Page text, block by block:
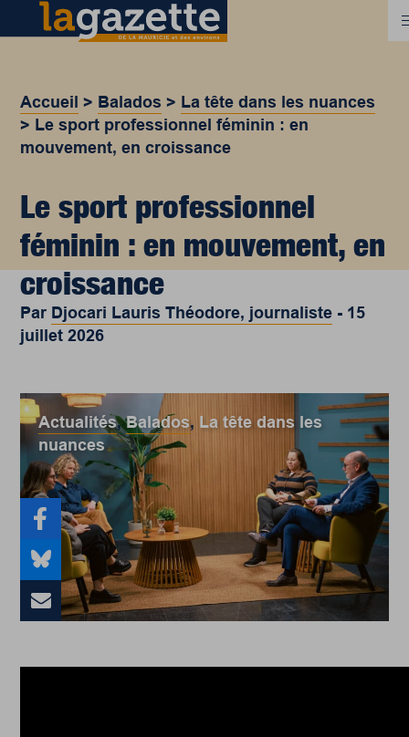
Accueil > Balados > La tête dans les nuances
> Le sport professionnel féminin : en
mouvement, en croissance
Le sport professionnel
féminin : en mouvement, en
croissance
Par Djocari Lauris Théodore, journaliste - 15
juillet 2026
Actualités,Balados, La tête dans les
nuances